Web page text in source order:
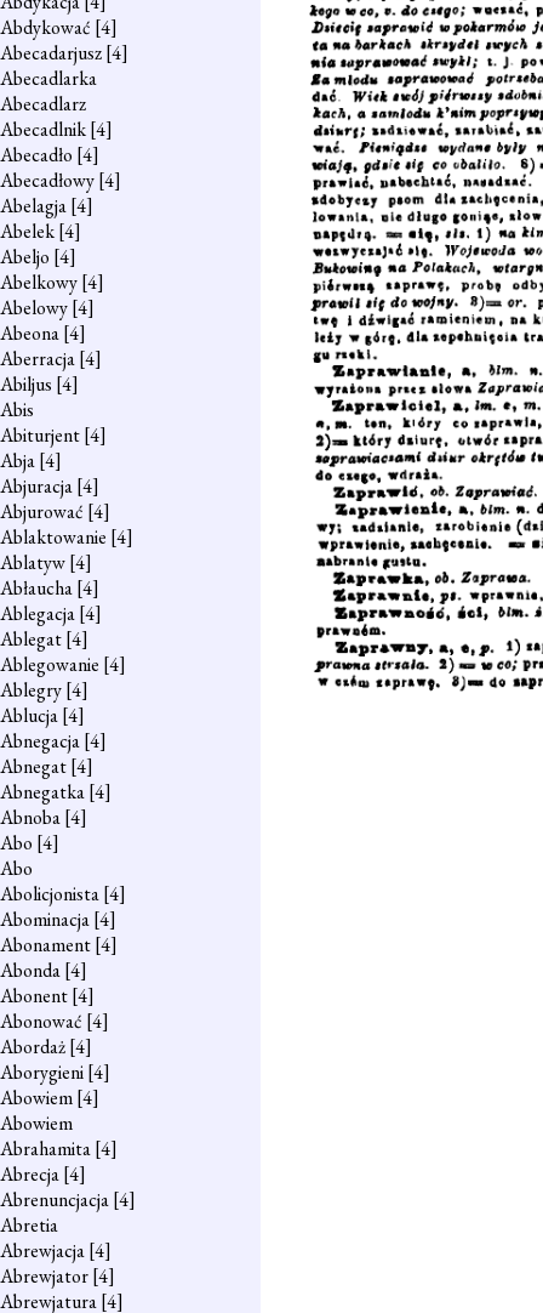
Abdykować [4]
Abecadarjusz[4]
Abecadlarka
Abecadlarz
Abecadlnik[4]
Abecadło [4]
Abecadłowy[4]
Abelagja[4]
Abelek[4]
Abeljo [4]
Abelkowy[4]
Abelowy[4]
Abeona[4]
Aberracja[4]
Abiljus [4]
Abis
Abiturjent[4]
Abja[4]
Abjuracja[4]
Abjurować [4]
Ablaktowanie [4]
Ablatyw[4]
Abłaucha[4]
Ablegacja[4]
Ablegat[4]
Ablegowanie [4]
Ablegry[4]
Ablucja[4]
Abnegacja[4]
Abnegat[4]
Abnegatka[4]
Abnoba[4]
Abo [4]
Abo
Abolicjonista[4]
Abominacja[4]
Abonament[4]
Abonda[4]
Abonent[4]
Abonować [4]
Abordaż[4]
Aborygieni[4]
Abowiem[4]
Abowiem
Abrahamita[4]
Abrecja[4]
Abrenuncjacja[4]
Abretia
Abrewjacja[4]
Abrewjator[4]
Abrewjatura[4]